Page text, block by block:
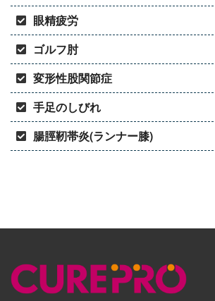
眼精疲労
ゴルフ肘
変形性股関節症
手足のしびれ
腸脛靭帯炎(ランナー膝)